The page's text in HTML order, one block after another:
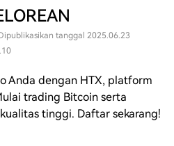
tanggal 2025.06.23
Anda dengan HTX, platform
trading Bitcoin serta
tinggi. Daftar sekarang!